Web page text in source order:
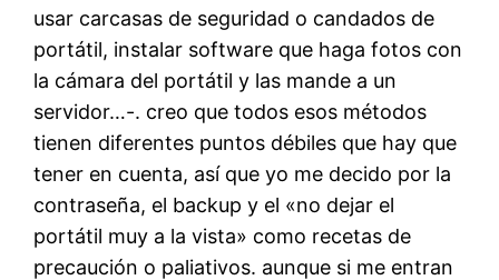
usar carcasas de seguridad o candados de
portátil, instalar software que haga fotos con
la cámara del portátil y las mande a un
servidor…-. creo que todos esos métodos
tienen diferentes puntos débiles que hay que
tener en cuenta, así que yo me decido por la
contraseña, el backup y el «no dejar el
portátil muy a la vista» como recetas de
precaución o paliativos. aunque si me entran